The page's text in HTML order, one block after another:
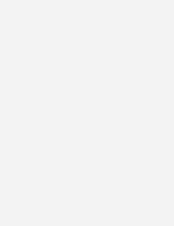
Nachfolgeregelung
den operativen
er planmäßig die